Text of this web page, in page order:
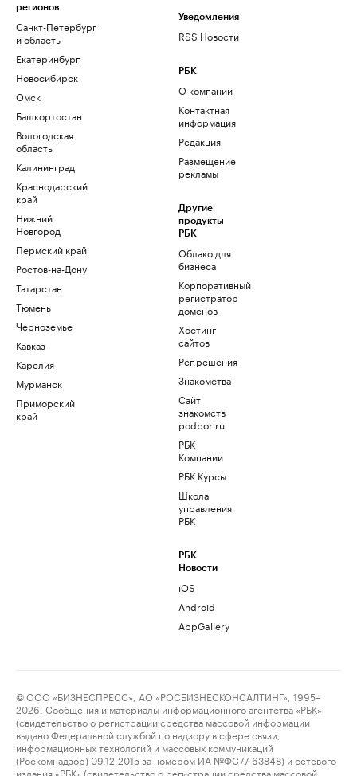
регионов
Санкт-Петербург
и область
Екатеринбург
Новосибирск
Омск
Башкортостан
Вологодская
область
Калининград
Краснодарский
край
Нижний
Новгород
Пермский край
Ростов-на-Дону
Татарстан
Тюмень
Черноземье
Кавказ
Карелия
Мурманск
Приморский
край
Уведомления
RSS Новости
РБК
О компании
Контактная
информация
Редакция
Размещение
рекламы
Другие
продукты
РБК
Облако для
бизнеса
Корпоративный
регистратор
доменов
Хостинг
сайтов
Рег.решения
Знакомства
Сайт
знакомств
podbor.ru
РБК
Компании
РБК Курсы
Школа
управления
РБК
РБК
Новости
iOS
Android
AppGallery
© ООО «БИЗНЕСПРЕСС», АО «РОСБИЗНЕСКОНСАЛТИНГ», 1995–
2026. Сообщения и материалы информационного агентства «РБК»
(свидетельство о регистрации средства массовой информации
выдано Федеральной службой по надзору в сфере связи,
информационных технологий и массовых коммуникаций
(Роскомнадзор) 09.12.2015 за номером ИА №ФС77-63848) и сетевого
издания «РБК» (свидетельство о регистрации средства массовой